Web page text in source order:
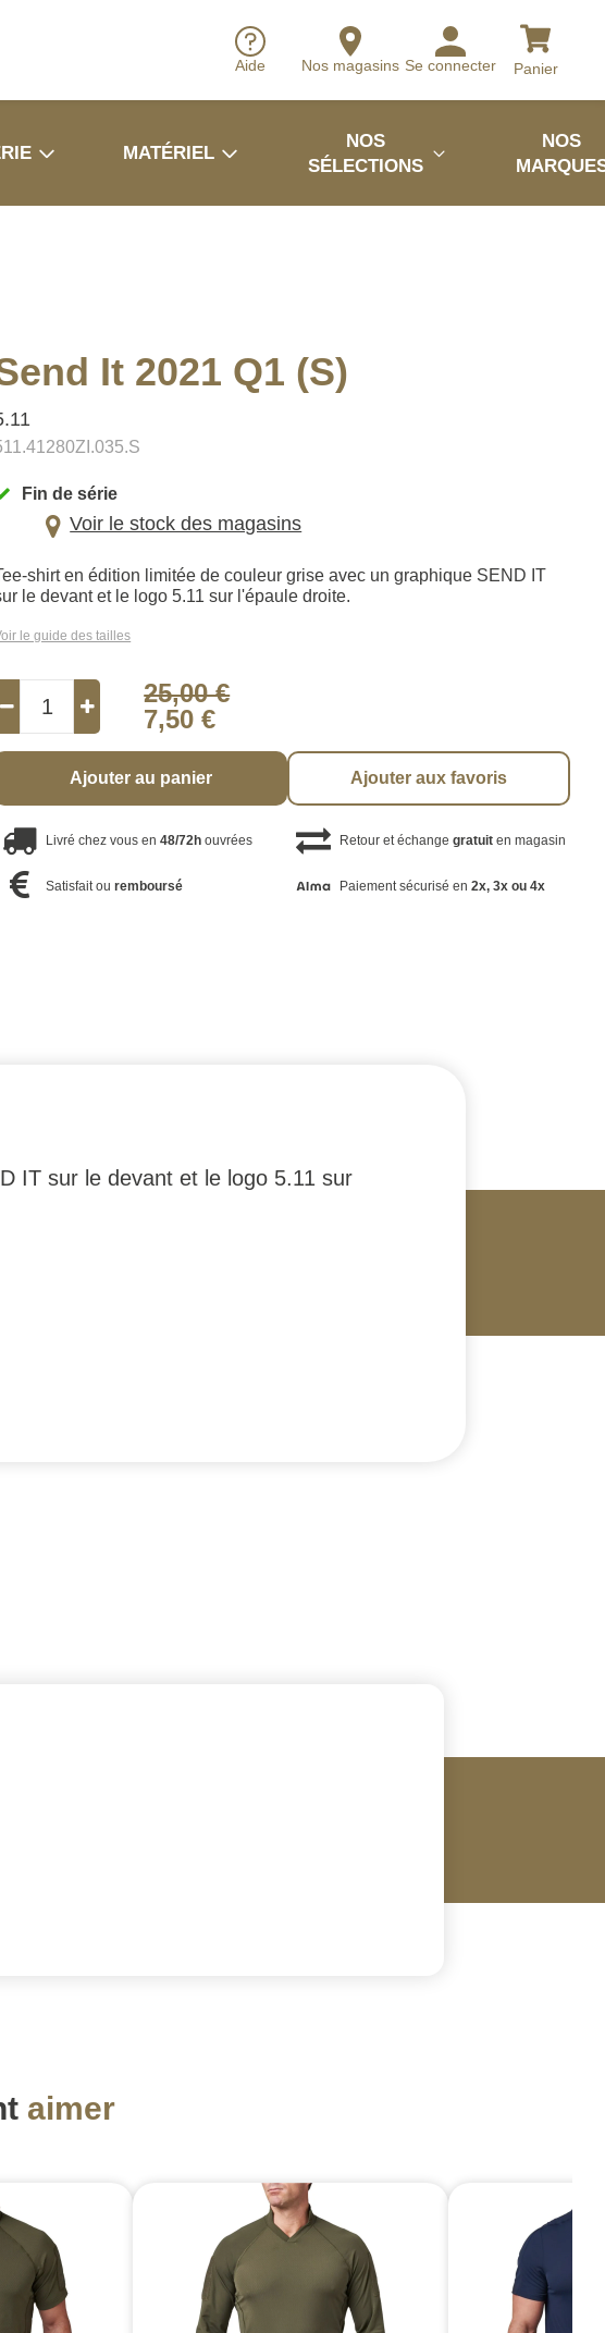
Aide Nos magasins Se connecter Panier
MATÉRIEL
NOS
SÉLECTIONS
NOS
It 2021 Q1 (S)
Fin de série
Voir le stock des magasins
shirt en édition limitée de couleur grise avec un graphique SEND IT
le devant et le logo 5.11 sur l'épaule droite.
le guide des tailles
25,00 €
7,50 €
Ajouter au panier Ajouter aux favoris
Livré chez vous en48/72h ouvrées Retour et échange gratuiten magasin
Satisfait ouremboursé Paiement sécurisé en 2x, 3x ou 4x
IT sur le devant et le logo 5.11 sur
aimer